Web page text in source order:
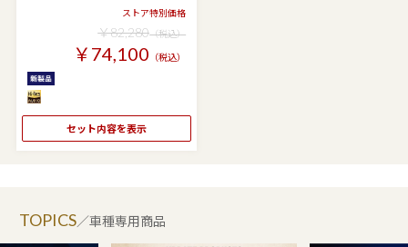
ストア特別価格
￥82,280（税込）
￥74,100 （税込）
セット内容を表示
／車種専用商品